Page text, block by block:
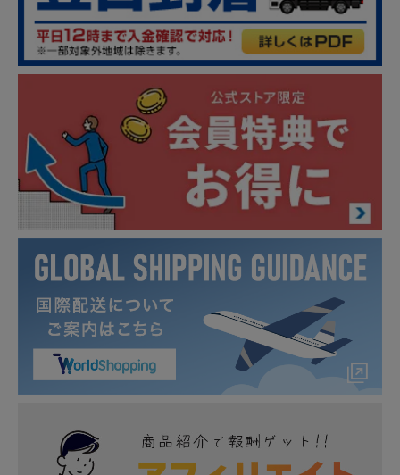
＼こちらの商品は下記商品の専用商品となります